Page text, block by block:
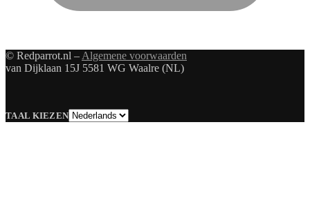
© Redparrot.nl – Algemene voorwaarden
van Dijklaan 15J 5581 WG Waalre (NL)
TAAL KIEZENTaal